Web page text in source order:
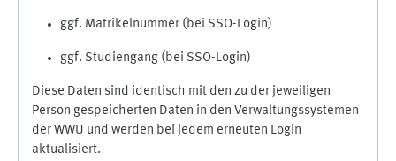
ggf. Matrikelnummer (bei SSO-Login)
ggf. Studiengang (bei SSO-Login)
Diese Daten sind identisch mit den zu der jeweiligen
Person gespeicherten Daten in den Verwaltungssystemen
der WWU und werden bei jedem erneuten Login
aktualisiert.